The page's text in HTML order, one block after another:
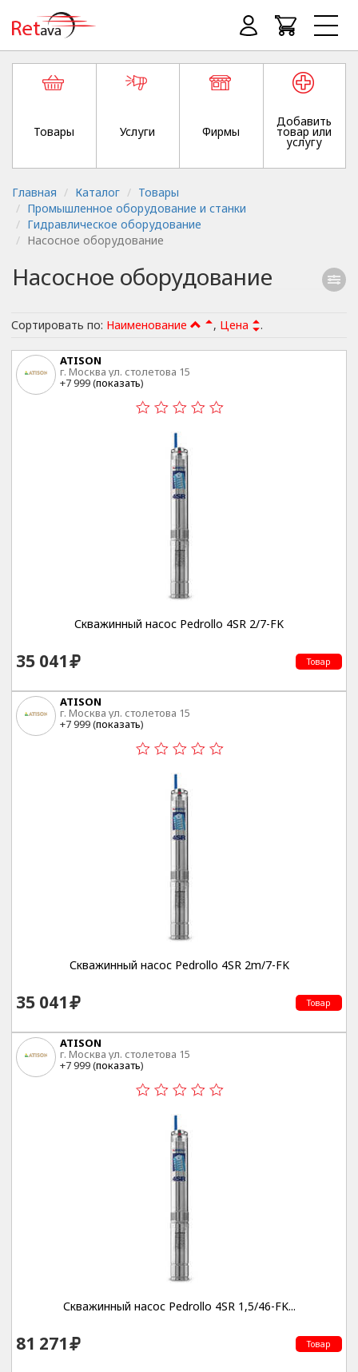
Товары Услуги Фирмы
Добавить
товар или
услугу
Главная Каталог
Товары
Промышленное оборудование и станки
Гидравлическое оборудование
Насосное оборудование
Насосное оборудование
Сортировать по: Наименование , Цена .
ATISON
г. Москва ул. столетова 15
+7 999 (показать)
Скважинный насос Pedrollo 4SR 2/7-FK
35 041 Товар
ATISON
г. Москва ул. столетова 15
+7 999 (показать)
Скважинный насос Pedrollo 4SR 2m/7-FK
35 041 Товар
ATISON
г. Москва ул. столетова 15
+7 999 (показать)
Скважинный насос Pedrollo 4SR 1,5/46-FK...
81 271 Товар